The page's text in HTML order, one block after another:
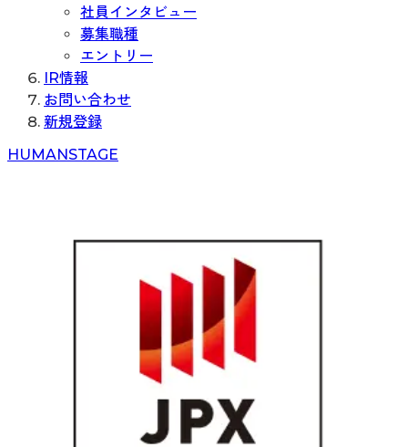
社員インタビュー
募集職種
エントリー
IR情報
お問い合わせ
新規登録
HUMANSTAGE